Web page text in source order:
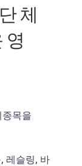
체
종목을
레슬링, 바